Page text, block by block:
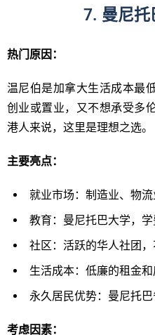
7. 曼尼托
热门原因：
温尼伯是加拿大生活成本最
创业或置业，又不想承受多
港人来说，这里是理想之选。
主要亮点：
就业市场：制造业、物流
教育：曼尼托巴大学，
社区：活跃的华人社团
生活成本：低廉的租金
永久居民优势：曼尼托
考虑因素：